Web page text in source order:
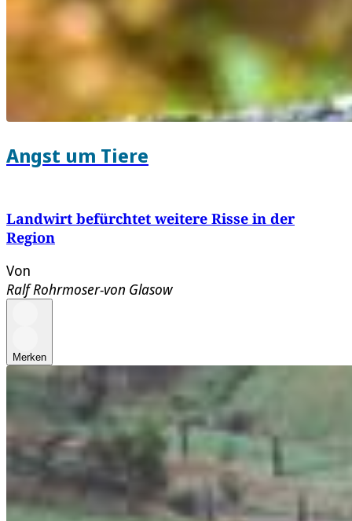
Angst um Tiere
Landwirt befürchtet weitere Risse in der
Region
Von
Ralf Rohrmoser-von Glasow
Merken